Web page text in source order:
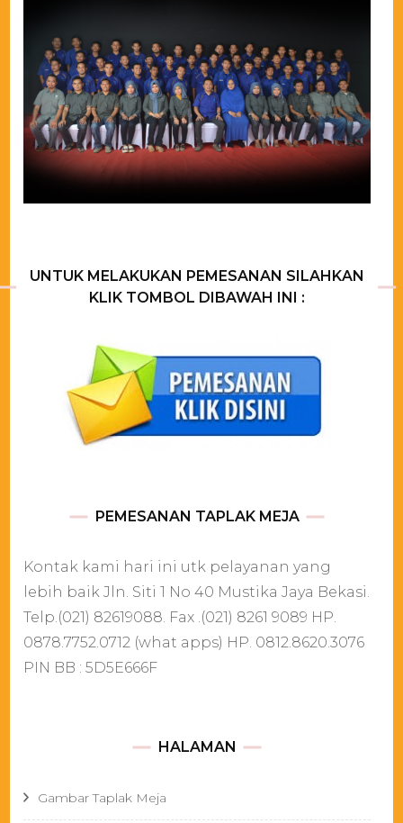
UNTUK MELAKUKAN PEMESANAN SILAHKAN
KLIK TOMBOL DIBAWAH INI :
PEMESANAN TAPLAK MEJA
Kontak kami hari ini utk pelayanan yang
lebih baik Jln. Siti 1 No 40 Mustika Jaya Bekasi.
Telp.(021) 82619088. Fax .(021) 8261 9089 HP.
0878.7752.0712 (what apps) HP. 0812.8620.3076
PIN BB : 5D5E666F
HALAMAN
Gambar Taplak Meja